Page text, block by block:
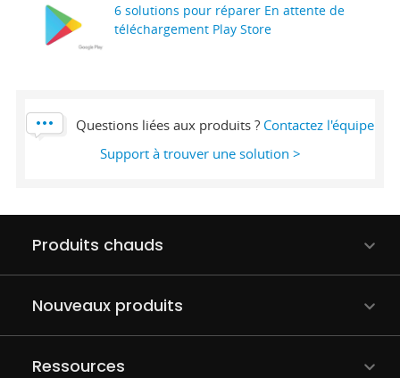
6 solutions pour réparer En attente de
téléchargement Play Store
Questions liées aux produits ? Contactez l'équipe
Support à trouver une solution >
Produits chauds
Nouveaux produits
Ressources